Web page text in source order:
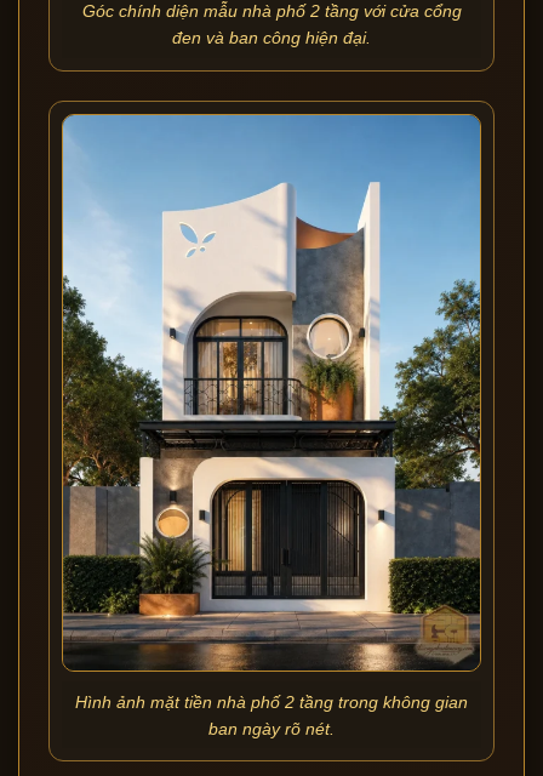
Góc chính diện mẫu nhà phố 2 tầng với cửa cổng
đen và ban công hiện đại.
Hình ảnh mặt tiền nhà phố 2 tầng trong không gian
ban ngày rõ nét.